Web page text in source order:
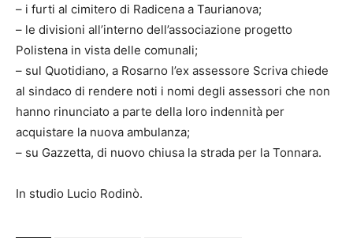
– i furti al cimitero di Radicena a Taurianova;
– le divisioni all’interno dell’associazione progetto
Polistena in vista delle comunali;
– sul Quotidiano, a Rosarno l’ex assessore Scriva chiede
al sindaco di rendere noti i nomi degli assessori che non
hanno rinunciato a parte della loro indennità per
acquistare la nuova ambulanza;
– su Gazzetta, di nuovo chiusa la strada per la Tonnara.
In studio Lucio Rodinò.